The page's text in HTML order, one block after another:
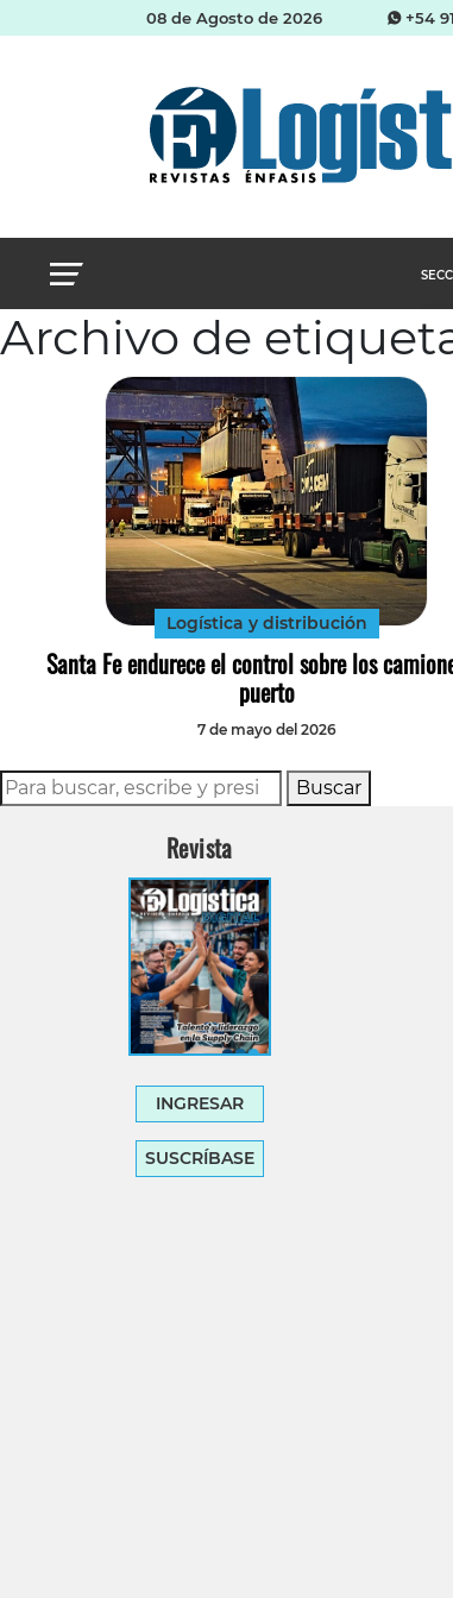
08 de Agosto de 2026 +54
Archivo de
Logística y distribución
Santa Fe endurece el control sobre los
puerto
7 de mayo del 2026
Buscar
Revista
INGRESAR
SUSCRÍBASE